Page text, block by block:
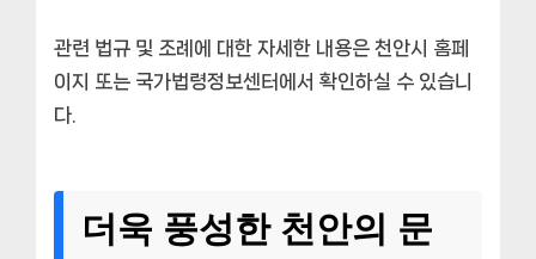
관련 법규 및 조례에 대한 자세한 내용은 천안시 홈페
이지 또는 국가법령정보센터에서 확인하실 수 있습니
다.
더욱 풍성한 천안의 문